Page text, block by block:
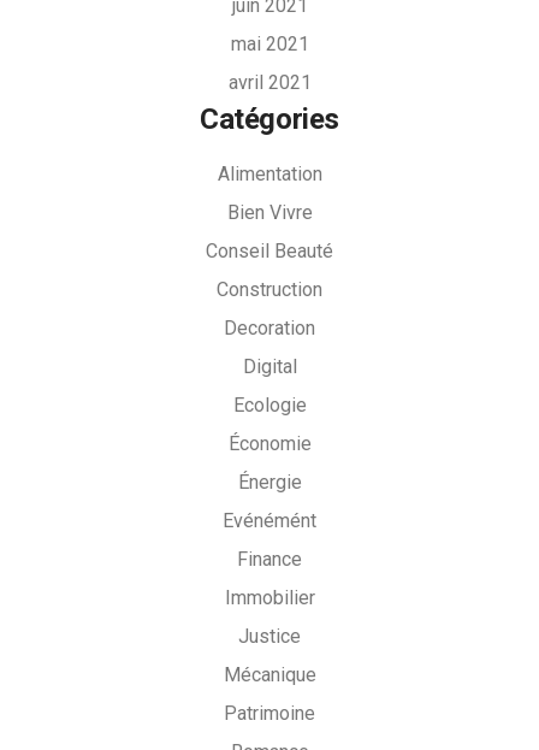
juin 2021
mai 2021
avril 2021
Catégories
Alimentation
Bien Vivre
Conseil Beauté
Construction
Decoration
Digital
Ecologie
Économie
Énergie
Evénémént
Finance
Immobilier
Justice
Mécanique
Patrimoine